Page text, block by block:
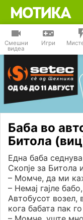
Смешни
видеа
Игри
Баба во
Битола
Една баба
Скопје за Битола
– Момче, да ми
– Немај гајле
Автобусот возел,
кога бабата пак